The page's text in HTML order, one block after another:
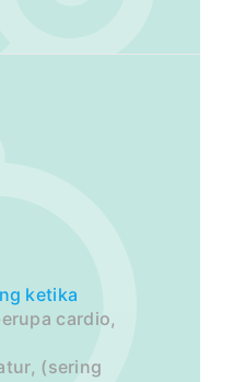
ketika
cardio,
(sering